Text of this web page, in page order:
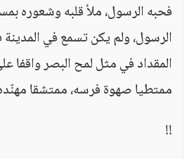
فحبه الرسول، ملأ قلبه وشعوره
الرسول، ولم يكن تسمع في المدينة
المقداد في مثل لمح البصر واقفا
ممتطيا صهوة فرسه، ممتشقا
!!